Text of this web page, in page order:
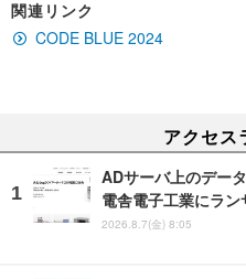
関連リンク
CODE BLUE 2024
アクセス
ADサーバ上のデー
電舎電子工業にラン
2026.8.7(金) 8:05